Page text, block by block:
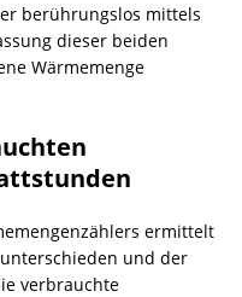
berührungslos mittels
dieser beiden
Wärmemenge
ermittelt
und der
verbrauchte